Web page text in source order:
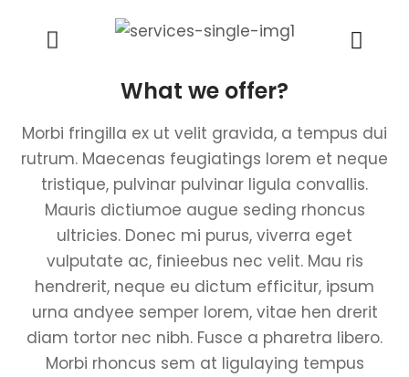
What we offer?
Morbi fringilla ex ut velit gravida, a tempus dui
rutrum. Maecenas feugiatings lorem et neque
tristique, pulvinar pulvinar ligula convallis.
Mauris dictiumoe augue seding rhoncus
ultricies. Donec mi purus, viverra eget
vulputate ac, finieebus nec velit. Mau ris
hendrerit, neque eu dictum efficitur, ipsum
urna andyee semper lorem, vitae hen drerit
diam tortor nec nibh. Fusce a pharetra libero.
Morbi rhoncus sem at ligulaying tempus